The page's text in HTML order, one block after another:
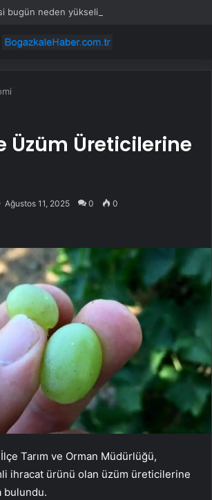
bugün neden yükseliyor?
Üzüm Üreticilerine
Ağustos 11, 2025 0 0
Tarım ve Orman Müdürlüğü,
ihracat ürünü olan üzüm üreticilerine
bulundu.